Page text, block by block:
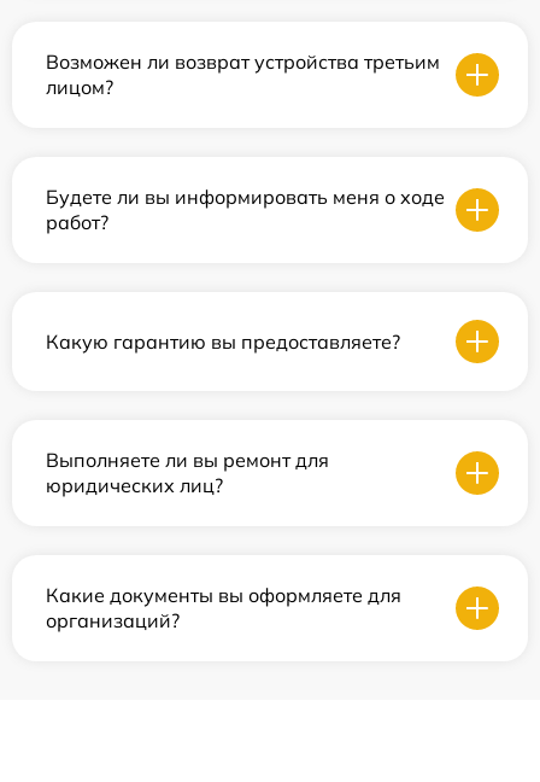
Возможен ли возврат устройства третьим
лицом?
Будете ли вы информировать меня о ходе
работ?
Какую гарантию вы предоставляете?
Выполняете ли вы ремонт для
юридических лиц?
Какие документы вы оформляете для
организаций?